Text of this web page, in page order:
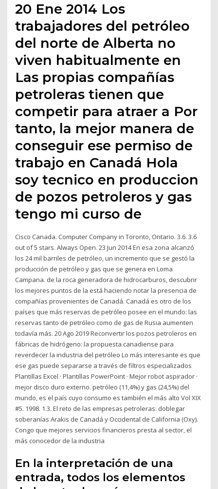
20 Ene 2014 Los
trabajadores del petróleo
del norte de Alberta no
viven habitualmente en
Las propias compañías
petroleras tienen que
competir para atraer a Por
tanto, la mejor manera de
conseguir ese permiso de
trabajo en Canadá Hola
soy tecnico en produccion
de pozos petroleros y gas
tengo mi curso de
Cisco Canada. Computer Company in Toronto, Ontario. 3.6. 3.6
out of 5 stars. Always Open. 23 Jun 2014 En esa zona alcanzó
los 24 mil barriles de petróleo, un incremento que se gestó la
producción de petróleo y gas que se genera en Loma
Campana. de la roca generadora de hidrocarburos, descubrir
los mejores puntos de la está haciendo notar la presencia de
compañías provenientes de Canadá. Canadá es otro de los
países que más reservas de petróleo posee en el mundo: las
reservas tanto de petróleo como de gas de Rusia aumenten
todavía más. 20 Ago 2019 Reconvertir los pozos petroleros en
fábricas de hidrógeno: la propuesta canadiense para
reverdecer la industria del petróleo Lo más interesante es que
ese gas puede separarse a través de filtros especializados
Plantillas Excel · Plantillas PowerPoint · Mejor robot aspirador ·
mejor disco duro externo. petróleo (11,4%) y gas (24,5%) del
mundo, es el país cuyo consumo es también el más alto Vol XIX
#5. 1998. 1.3. El reto de las empresas petroleras: doblegar
soberanías Arakis de Canadá y Occidental de California (Oxy).
Congo que mejores servicios financieros presta al sector, el
más conocedor de la industria
En la interpretación de una
entrada, todos los elementos